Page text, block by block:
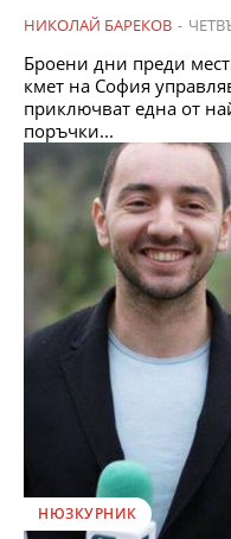
НИКОЛАЙ БАРЕКОВ -
Броени дни преди
кмет на София
приключват една от
поръчки...
НЮЗКУРНИК